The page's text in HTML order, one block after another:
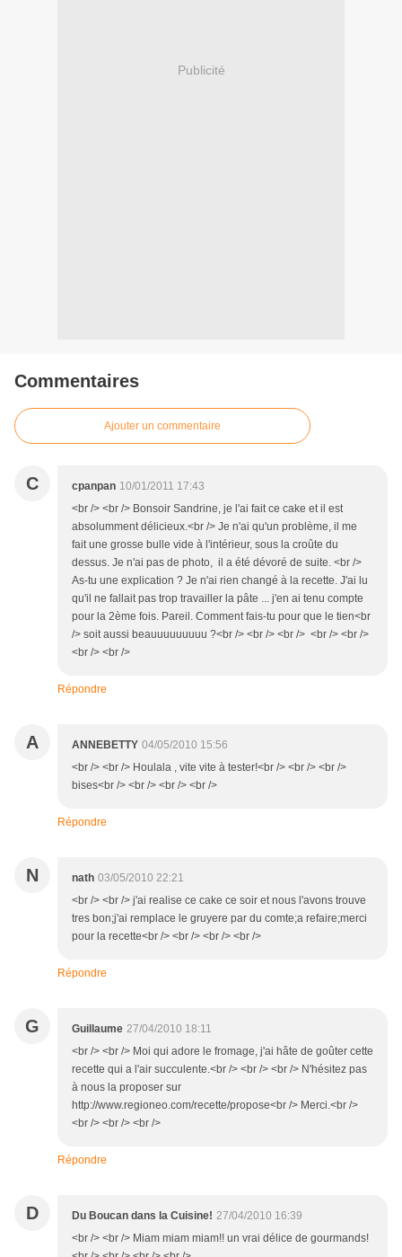
Publicité
Commentaires
Ajouter un commentaire
C cpanpan 10/01/2011 17:43
<br /> <br /> Bonsoir Sandrine, je l'ai fait ce cake et il est
absolumment délicieux.<br /> Je n'ai qu'un problème, il me
fait une grosse bulle vide à l'intérieur, sous la croûte du
dessus. Je n'ai pas de photo, il a été dévoré de suite. <br />
As-tu une explication ? Je n'ai rien changé à la recette. J'ai lu
qu'il ne fallait pas trop travailler la pâte ... j'en ai tenu compte
pour la 2ème fois. Pareil. Comment fais-tu pour que le tien<br
/> soit aussi beauuuuuuuuu ?<br /> <br /> <br /> <br /> <br />
<br /> <br />
Répondre
A ANNEBETTY 04/05/2010 15:56
<br /> <br /> Houlala , vite vite à tester!<br /> <br /> <br />
bises<br /> <br /> <br /> <br />
Répondre
N nath 03/05/2010 22:21
<br /> <br /> j'ai realise ce cake ce soir et nous l'avons trouve
tres bon;j'ai remplace le gruyere par du comte;a refaire;merci
pour la recette<br /> <br /> <br /> <br />
Répondre
G Guillaume 27/04/2010 18:11
<br /> <br /> Moi qui adore le fromage, j'ai hâte de goûter cette
recette qui a l'air succulente.<br /> <br /> <br /> N'hésitez pas
à nous la proposer sur
http://www.regioneo.com/recette/propose<br /> Merci.<br />
<br /> <br /> <br />
Répondre
D Du Boucan dans la Cuisine! 27/04/2010 16:39
<br /> <br /> Miam miam miam!! un vrai délice de gourmands!